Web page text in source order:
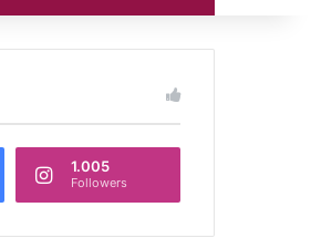
1.005
Followers